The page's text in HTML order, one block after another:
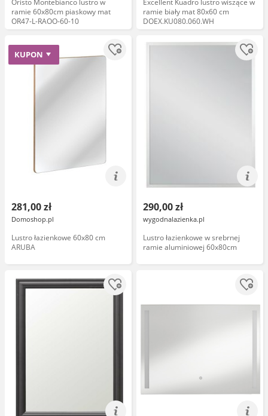
Oristo Montebianco lustro w
ramie 60x80cm piaskowy mat
OR47-L-RAOO-60-10
Excellent Kuadro lustro wiszące w
ramie biały mat 80x60 cm
DOEX.KU080.060.WH
KUPON
281,00 zł
Domoshop.pl
Lustro łazienkowe 60x80 cm
ARUBA
290,00 zł
wygodnalazienka.pl
Lustro łazienkowe w srebrnej
ramie aluminiowej 60x80cm